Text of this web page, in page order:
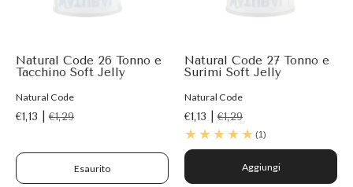
Natural Code 26 Tonno e
Tacchino Soft Jelly
Natural Code
€1,13 | €1,29
Esaurito
Natural Code 27 Tonno e
Surimi Soft Jelly
Natural Code
€1,13 | €1,29
(1)
Aggiungi